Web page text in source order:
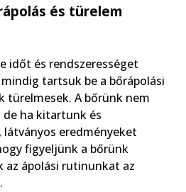
és türelem
időt és rendszerességet
tartsuk be a bőrápolási
türelmesek. A bőrünk nem
ha kitartunk és
látványos eredményeket
figyeljünk a bőrünk
az ápolási rutinunkat az